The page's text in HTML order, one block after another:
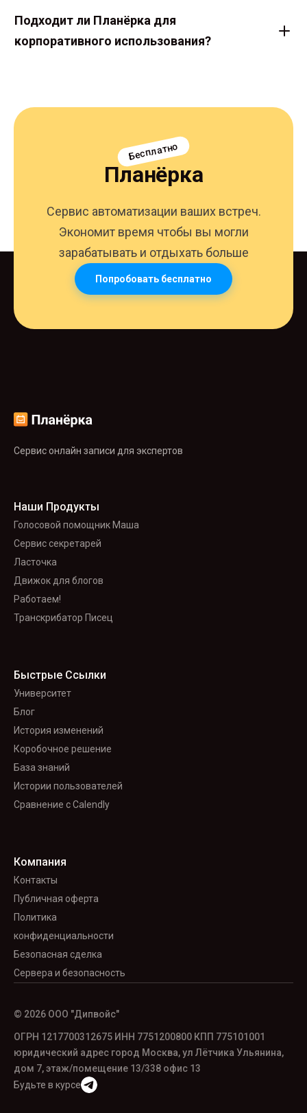
Подходит ли Планёрка для
корпоративного использования?
Бесплатно
Планёрка
Сервис автоматизации ваших встреч.
Экономит время чтобы вы могли
зарабатывать и отдыхать больше
Попробовать бесплатно
Сервис онлайн записи для экспертов
Наши Продукты
Голосовой помощник Маша
Сервис секретарей
Ласточка
Движок для блогов
Работаем!
Транскрибатор Писец
Быстрые Ссылки
Университет
Блог
История изменений
Коробочное решение
База знаний
Истории пользователей
Сравнение с Calendly
Компания
Контакты
Публичная оферта
Политика
конфиденциальности
Безопасная сделка
Сервера и безопасность
© 2026 ООО "Дипвойс"
ОГРН 1217700312675 ИНН 7751200800 КПП 775101001
юридический адрес город Москва, ул Лётчика Ульянина,
дом 7, этаж/помещение 13/338 офис 13
Будьте в курсе